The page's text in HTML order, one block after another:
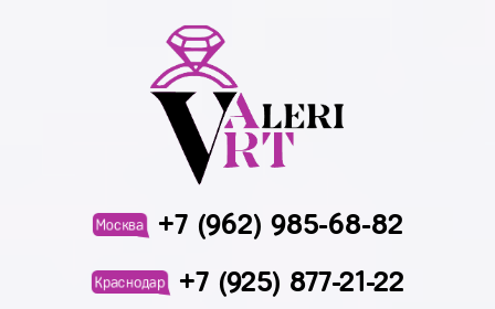
Москва +7 (962) 985-68-82
Краснодар +7 (925) 877-21-22